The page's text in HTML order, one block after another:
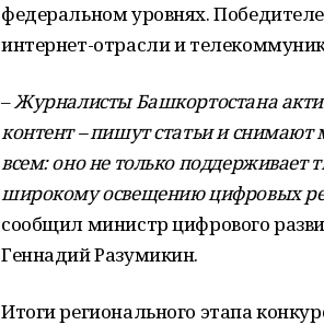
федеральном уровнях.
интернет-отрасли и
–Журналисты Башкортостана
контент – пишут статьи и снимают
всем: оно не только поддерживает
широкому освещению цифровых
сообщил министр цифрового
Геннадий Разумикин.
Итоги регионального этапа